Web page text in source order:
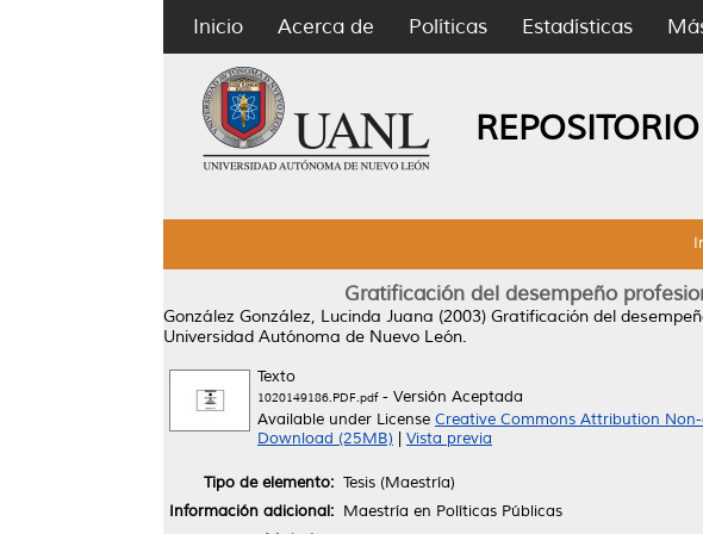
Inicio Acerca de Políticas Estadísticas
Gratificación del desempeño
González González, Lucinda Juana (2003) Gratificación del
Universidad Autónoma de Nuevo León.
Texto
1020149186.PDF.pdf- Versión Aceptada
Available under License Creative Commons Attribution
Download (25MB)
Vista previa
Tipo de elemento: Tesis (Maestría)
Información adicional: Maestría en Políticas Públicas